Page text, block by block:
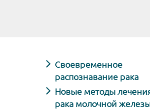
Своевременное
распознавание рака
Новые методы
рака молочной